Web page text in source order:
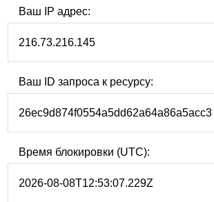
Ваш IP адрес:
216.73.216.145
Ваш ID запроса к ресурсу:
26ec9d874f0554a5dd62a64a86a5acc3
Время блокировки (UTC):
2026-08-08T12:53:07.229Z